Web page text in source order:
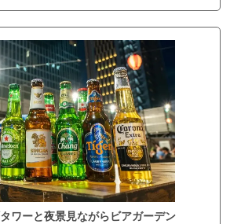
ワーと夜景見ながらビアガーデン